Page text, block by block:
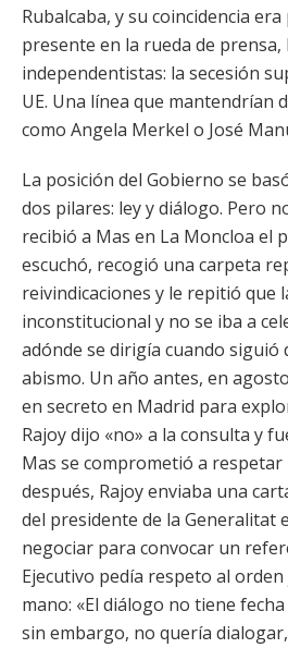
Rubalcaba, y su coincidencia
presente en la rueda de prensa,
independentistas: la secesión
UE. Una línea que mantendrían
como Angela Merkel o José
La posición del Gobierno se
dos pilares: ley y diálogo. Pero
recibió a Mas en La Moncloa el
escuchó, recogió una carpeta
reivindicaciones y le repitió que
inconstitucional y no se iba a
adónde se dirigía cuando siguió
abismo. Un año antes, en
en secreto en Madrid para
Rajoy dijo «no» a la consulta y
Mas se comprometió a respetar
después, Rajoy enviaba una
del presidente de la Generalitat
negociar para convocar un
Ejecutivo pedía respeto al
mano: «El diálogo no tiene fecha
sin embargo, no quería